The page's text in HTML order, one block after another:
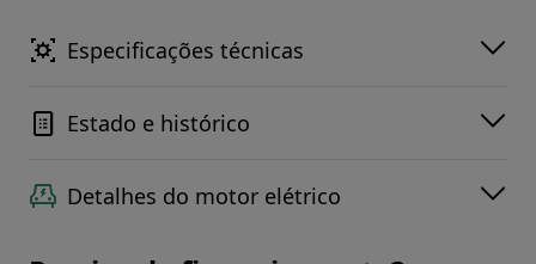
Especificações técnicas
Estado e histórico
Detalhes do motor elétrico